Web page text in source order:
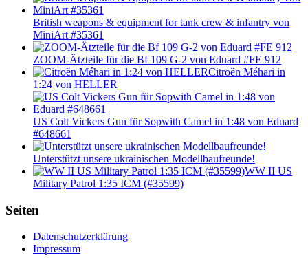
British weapons & equipment for tank crew & infantry von
MiniArt #35361
ZOOM-Ätzteile für die Bf 109 G-2 von Eduard #FE 912
Citroȅn Méhari in
1:24 von HELLER
US Colt Vickers Gun für Sopwith Camel in 1:48 von Eduard
#648661
Unterstützt unsere ukrainischen Modellbaufreunde!
WW II US
Military Patrol 1:35 ICM (#35599)
Seiten
Datenschutzerklärung
Impressum